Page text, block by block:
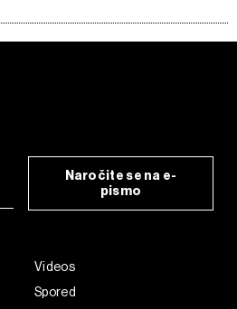
Naročite se na e-
pismo
Videos
Spored